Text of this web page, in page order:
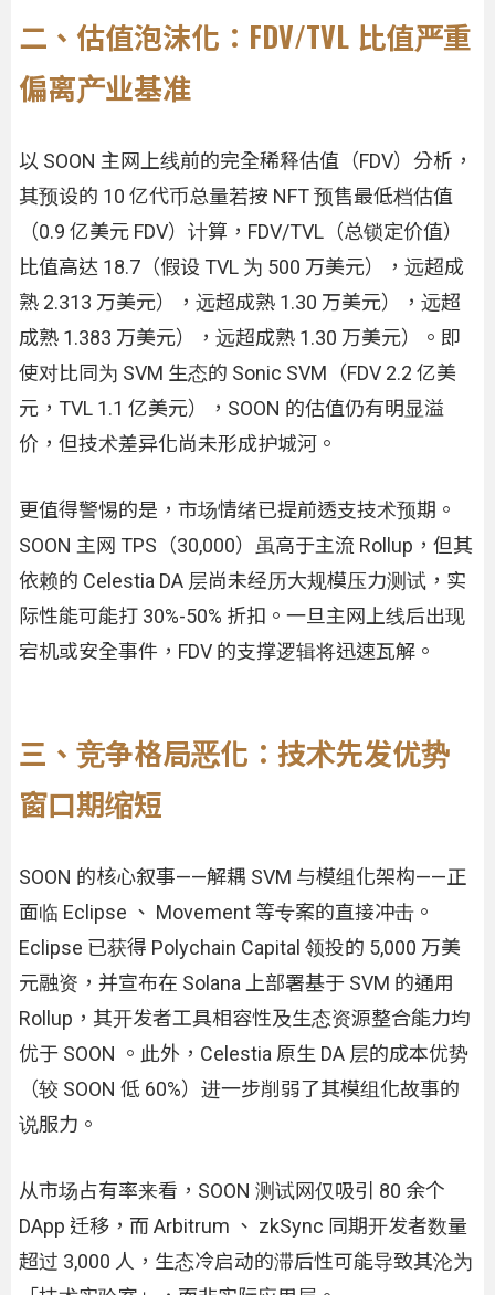
二、估值泡沫化：FDV/TVL 比值严重
偏离产业基准
以 SOON 主网上线前的完全稀释估值（FDV）分析，
其预设的 10 亿代币总量若按 NFT 预售最低档估值
（0.9 亿美元 FDV）计算，FDV/TVL（总锁定价值）
比值高达 18.7（假设 TVL 为 500 万美元），远超成
熟 2.313 万美元），远超成熟 1.30 万美元），远超
成熟 1.383 万美元），远超成熟 1.30 万美元）。即
使对比同为 SVM 生态的 Sonic SVM（FDV 2.2 亿美
元，TVL 1.1 亿美元），SOON 的估值仍有明显溢
价，但技术差异化尚未形成护城河。
更值得警惕的是，市场情绪已提前透支技术预期。
SOON 主网 TPS（30,000）虽高于主流 Rollup，但其
依赖的 Celestia DA 层尚未经历大规模压力测试，实
际性能可能打 30%-50% 折扣。一旦主网上线后出现
宕机或安全事件，FDV 的支撑逻辑将迅速瓦解。
三、竞争格局恶化：技术先发优势
窗口期缩短
SOON 的核心叙事——解耦 SVM 与模组化架构——正
面临 Eclipse 、 Movement 等专案的直接冲击。
Eclipse 已获得 Polychain Capital 领投的 5,000 万美
元融资，并宣布在 Solana 上部署基于 SVM 的通用
Rollup，其开发者工具相容性及生态资源整合能力均
优于 SOON 。此外，Celestia 原生 DA 层的成本优势
（较 SOON 低 60%）进一步削弱了其模组化故事的
说服力。
从市场占有率来看，SOON 测试网仅吸引 80 余个
DApp 迁移，而 Arbitrum 、 zkSync 同期开发者数量
超过 3,000 人，生态冷启动的滞后性可能导致其沦为